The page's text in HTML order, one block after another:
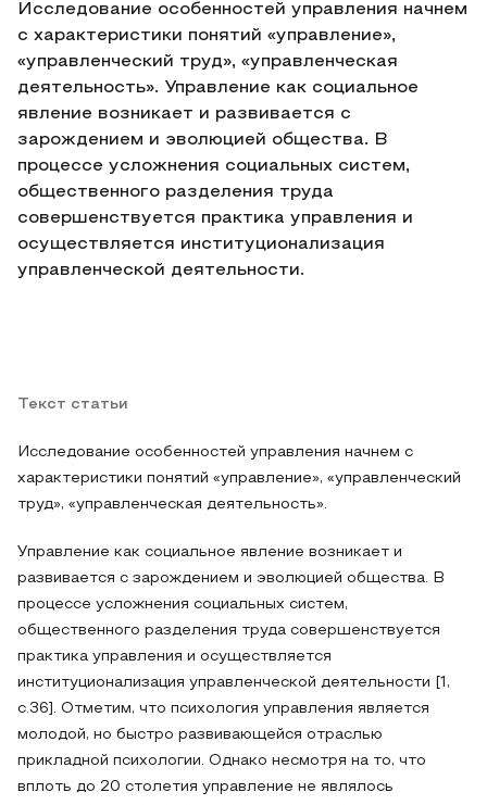
Исследование особенностей управления начнем
с характеристики понятий «управление»,
«управленческий труд», «управленческая
деятельность». Управление как социальное
явление возникает и развивается с
зарождением и эволюцией общества. В
процессе усложнения социальных систем,
общественного разделения труда
совершенствуется практика управления и
осуществляется институционализация
управленческой деятельности.
Текст статьи
Исследование особенностей управления начнем с
характеристики понятий «управление», «управленческий
труд», «управленческая деятельность».
Управление как социальное явление возникает и
развивается с зарождением и эволюцией общества. В
процессе усложнения социальных систем,
общественного разделения труда совершенствуется
практика управления и осуществляется
институционализация управленческой деятельности [1,
с.36]. Отметим, что психология управления является
молодой, но быстро развивающейся отраслью
прикладной психологии. Однако несмотря на то, что
вплоть до 20 столетия управление не являлось